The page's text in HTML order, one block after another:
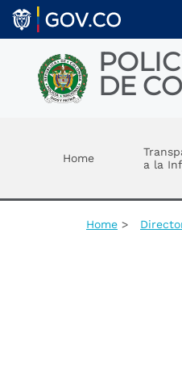
Skip to main content
DE
Home
a la
Home